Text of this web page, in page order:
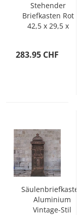
Stehender
Briefkasten Rot
42,5 x 29,5 x
283.95 CHF
Säulenbriefkasten
Aluminium
Vintage-Stil